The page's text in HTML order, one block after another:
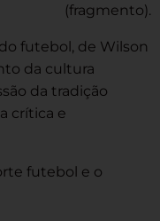
(fragmento).
futebol, de Wilson
da cultura
da tradição
crítica e
futebol e o